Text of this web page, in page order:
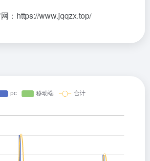
：https://www.jqqzx.top/